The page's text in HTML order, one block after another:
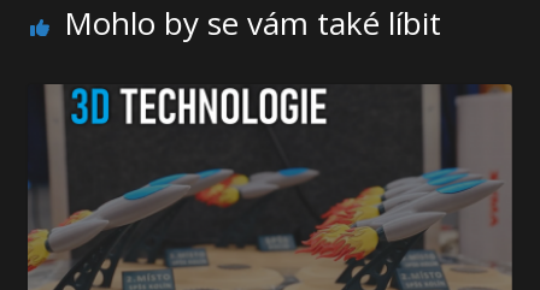
Mohlo by se vám také líbit